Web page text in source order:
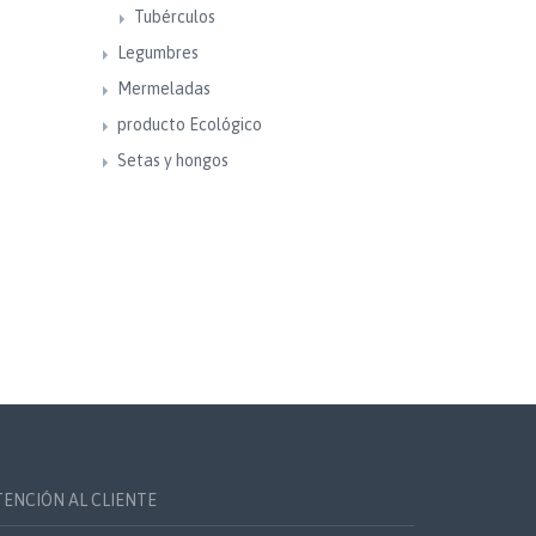
Tubérculos
Legumbres
Mermeladas
producto Ecológico
Setas y hongos
AL CLIENTE